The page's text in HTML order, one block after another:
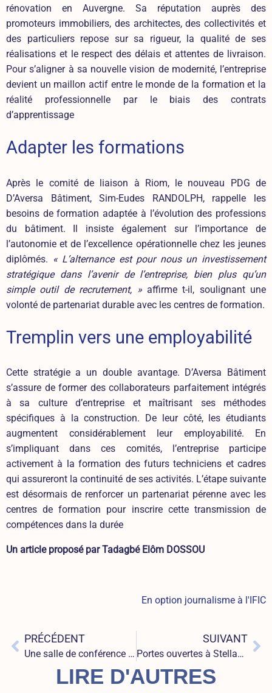
rénovation en Auvergne. Sa réputation auprès des
promoteurs immobiliers, des architectes, des collectivités et
des particuliers repose sur sa rigueur, la qualité de ses
réalisations et le respect des délais et attentes de livraison.
Pour s’aligner à sa nouvelle vision de modernité, l’entreprise
devient un maillon actif entre le monde de la formation et la
réalité professionnelle par le biais des contrats
d’apprentissage
Adapter les formations
Après le comité de liaison à Riom, le nouveau PDG de
D’Aversa Bâtiment,Sim-Eudes RANDOLPH, rappelle les
besoins de formation adaptée à l’évolution des professions
du bâtiment. Il insiste également sur l’importance de
l’autonomie et de l’excellence opérationnelle chez les jeunes
diplômés. « L’alternance est pour nous un investissement
stratégique dans l’avenir de l’entreprise, bien plus qu’un
simple outil de recrutement, » affirme t-il, soulignant une
volonté de partenariat durable avec les centres de formation.
Tremplin vers une employabilité
Cette stratégie a un double avantage. D’Aversa Bâtiment
s’assure de former des collaborateurs parfaitement intégrés
à sa culture d’entreprise et maîtrisant ses méthodes
spécifiques à la construction. De leur côté, les étudiants
augmentent considérablement leur employabilité. En
s’impliquant dans ces comités, l’entreprise participe
activement à la formation des futurs techniciens et cadres
qui assureront la continuité de ses activités. L’étape suivante
est désormais de renforcer un partenariat pérenne avec les
centres de formation pour inscrire cette transmission de
compétences dans la durée
Un article proposé par Tadagbé Elôm DOSSOU
En option journalisme à l'IFIC
Précédent
PRÉCÉDENT
Une salle de conférence devenue salle de cinéma
SUIVANT
Portes ouvertes à Stellantis Sept Fons
LIRE D'AUTRES